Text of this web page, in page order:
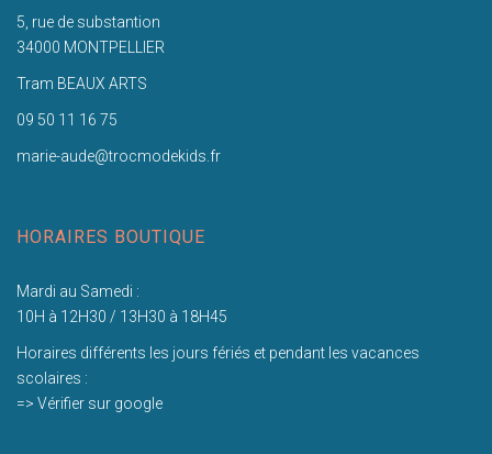
5, rue de substantion
34000 MONTPELLIER
Tram BEAUX ARTS
09 50 11 16 75
marie-aude@trocmodekids.fr
HORAIRES BOUTIQUE
Mardi au Samedi :
10H à 12H30 / 13H30 à 18H45
Horaires différents les jours fériés et pendant les vacances
scolaires :
=> Vérifier sur google